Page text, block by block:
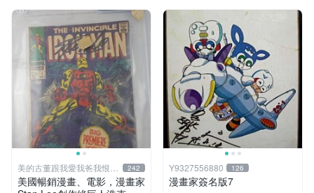
美的古董跟我愛我爸我恨壞
人
242
美國暢銷漫畫、電影，漫畫家
Y9327556880 126
漫畫家簽名版7